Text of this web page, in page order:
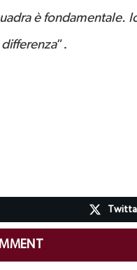
è fondamentale.
”.
Twitta